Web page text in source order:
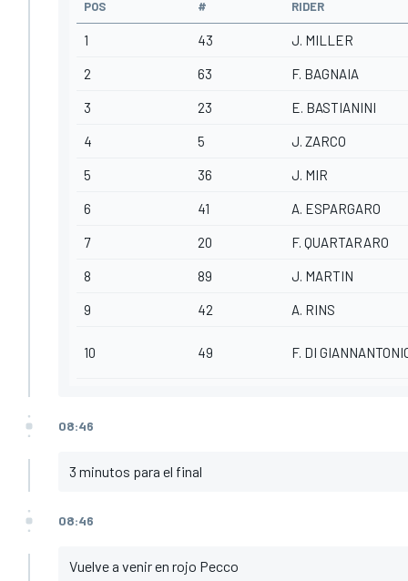
POS # RIDER
1 43 J. MILLER
2 63 F. BAGNAIA
3 23 E. BASTIANINI
4 5 J. ZARCO
5 36 J. MIR
6 41 A. ESPARGARO
7 20 F. QUARTARARO
8 89 J. MARTIN
9 42 A. RINS
10 49 F. DI
08:46
3 minutos para el final
08:46
Vuelve a venir en rojo Pecco